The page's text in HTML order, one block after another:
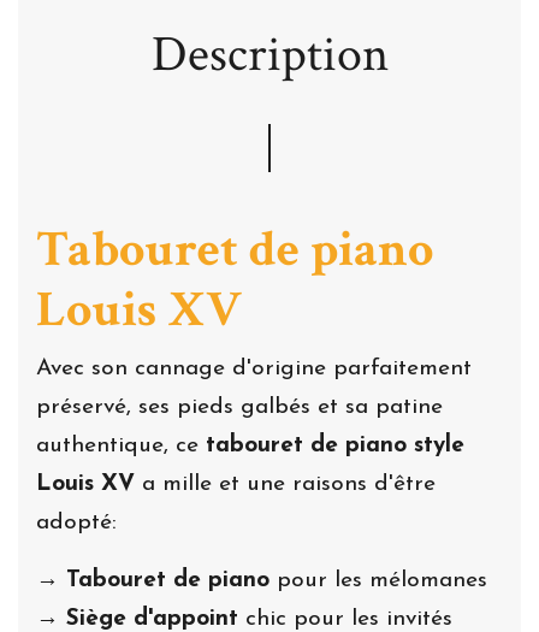
Description
Tabouret de piano
Louis XV
Avec son cannage d'origine parfaitement
préservé, ses pieds galbés et sa patine
authentique, ce tabouret de piano style
Louis XV a mille et une raisons d'être
adopté:
→ Tabouret de piano pour les mélomanes
→ Siège d'appoint chic pour les invités